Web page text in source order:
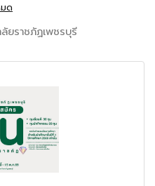
ด
ยราชภัฏเพชรบุรี